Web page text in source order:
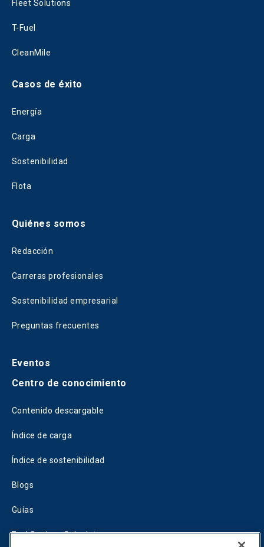
Fleet Solutions
T-Fuel
CleanMile
Casos de éxito
Energía
Carga
Sostenibilidad
Flota
Quiénes somos
Redacción
Carreras profesionales
Sostenibilidad empresarial
Preguntas frecuentes
Eventos
Centro de conocimiento
Contenido descargable
Índice de carga
Índice de sostenibilidad
Blogs
Guías
Fuel Savings Calculator